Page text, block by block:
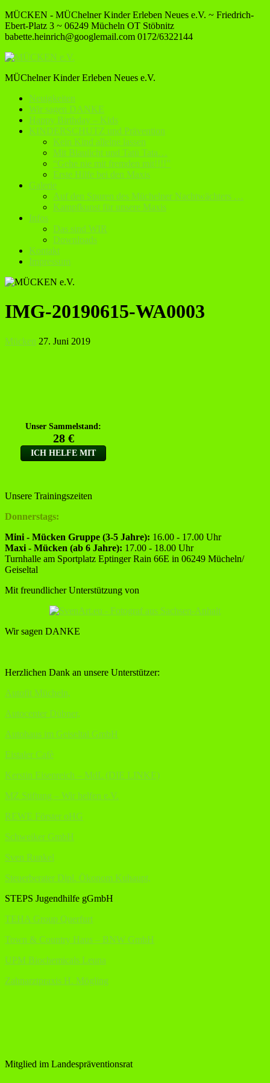
MÜCKEN - MÜChelner Kinder Erleben Neues e.V. ~ Friedrich-
Ebert-Platz 3 ~ 06249 Mücheln OT Stöbnitz
babette.heinrich@googlemail.com 0172/6322144
MÜChelner Kinder Erleben Neues e.V.
Neuigkeiten
Wir sagen DANKE
Happy Birthday – Kids
KINDERSCHUTZ und Prävention
Kein Kind alleine lassen
Mit Blaulicht und Tatü Tata…
“Gehe nie mit fremden mit!!!!”
Erste Hilfe bei den Maxis
Galerie
Auf den Spuren des Müchelner Nachtwächters …
Kampfkunst für unsere Maxis
Infos
Das sind WIR
Downloads
Kontakt
Impressum
IMG-20190615-WA0003
Mücken 27. Juni 2019
Unsere Trainingszeiten
Donnerstags:
Mini - Mücken Gruppe (3-5 Jahre): 16.00 - 17.00 Uhr
Maxi - Mücken (ab 6 Jahre): 17.00 - 18.00 Uhr
Turnhalle am Sportplatz Eptinger Rain 66E in 06249 Mücheln/
Geiseltal
Mit freundlicher Unterstützung von
Wir sagen DANKE
Herzlichen Dank an unsere Unterstützer:
Autofit Mücheln,
Autocenter Dübner,
Autohaus im Geiseltal GmbH
Eistaler Cafè
Kerstin Eisenreich – MdL (DIE LINKE)
MZ Stiftung – Wir helfen e.V.
REWE Förster oHG
Schweiker GmbH
Sven Runkel
Steuerberater Dipl. Ökonom Kuhaupt,
STEPS Jugendhilfe gGmbH
TEHA Group Querfurt
Town & Country Haus – BNW GmbH
UPM Biochemicals Leuna
Zahnarztpraxis H. Mögling
Mitglied im Landespräventionsrat